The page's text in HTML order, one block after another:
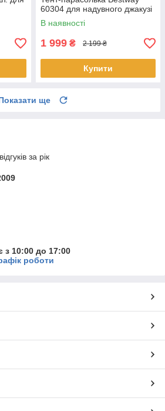
60304 для надувного джакузі
В наявності
1 999 ₴ 2 199 ₴
Купити
ще
за рік
з 10:00 до 17:00
роботи